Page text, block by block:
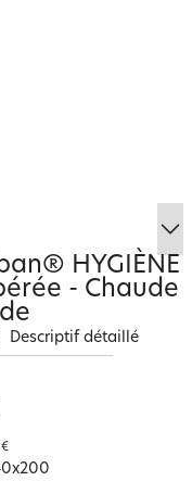
HYGIÈNE
- Chaude
Descriptif détaillé